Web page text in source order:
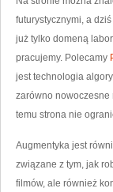
futurystycznymi, a
już tylko domeną
pracujemy. Polecamy
jest technologia
zarówno nowoczesne
temu strona nie
Augmentyka jest
związane z tym, jak
filmów, ale również